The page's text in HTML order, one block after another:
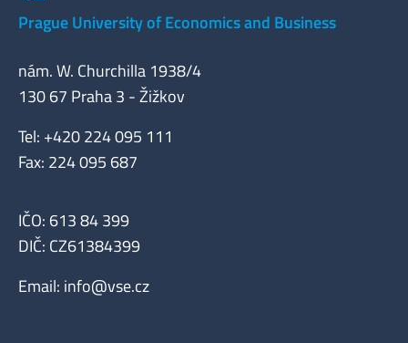
Prague University of Economics and Business
nám. W. Churchilla 1938/4
130 67 Praha 3 - Žižkov
Tel: +420 224 095 111
Fax: 224 095 687
IČO: 613 84 399
DIČ: CZ61384399
Email: info@vse.cz